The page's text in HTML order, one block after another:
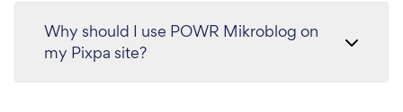
Why should I use POWR Mikroblog on
my Pixpa site?